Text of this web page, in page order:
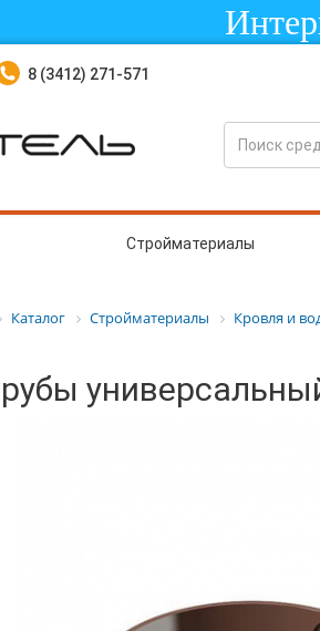
8 (3412) 271-571
Стройматериалы
Каталог Стройматериалы Кровля и